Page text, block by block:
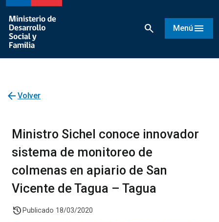
search Menú menu
arrow_back Volver
Ministro Sichel conoce innovador
sistema de monitoreo de
colmenas en apiario de San
Vicente de Tagua – Tagua
history Publicado 18/03/2020